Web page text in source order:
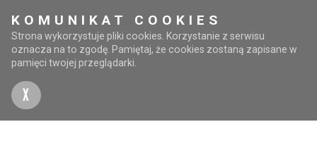
KOMUNIKAT COOKIES
Strona wykorzystuje pliki cookies. Korzystanie z serwisu
oznacza na to zgodę. Pamiętaj, że cookies zostaną zapisane w
pamięci twojej przeglądarki.
X